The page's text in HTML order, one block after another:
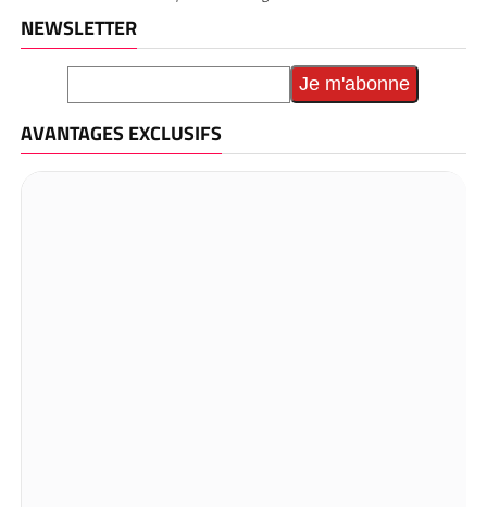
NEWSLETTER
AVANTAGES EXCLUSIFS